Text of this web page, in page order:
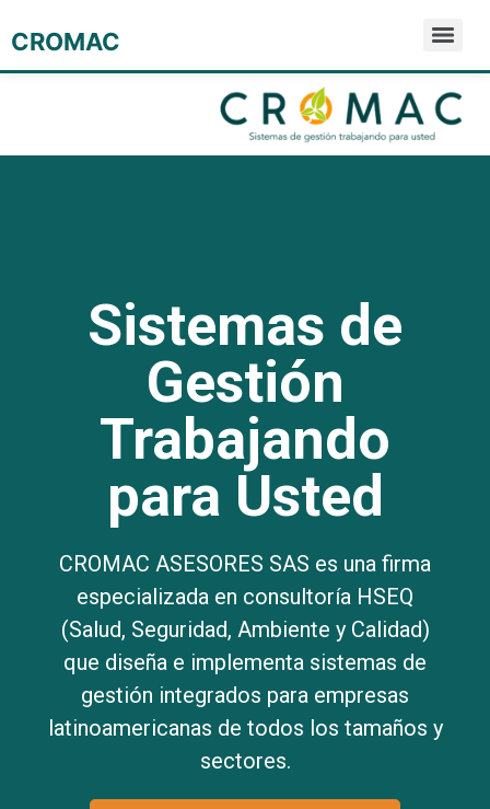
CROMAC
Sistemas de
Gestión
Trabajando
para Usted
CROMAC ASESORES SAS es una firma
especializada en consultoría HSEQ
(Salud, Seguridad, Ambiente y Calidad)
que diseña e implementa sistemas de
gestión integrados para empresas
latinoamericanas de todos los tamaños y
sectores.